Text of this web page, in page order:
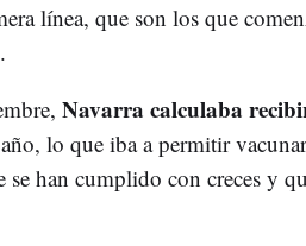
línea, que son los que
Navarra calculaba
lo que iba a permitir
se han cumplido con creces y